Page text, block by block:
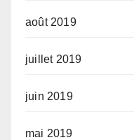
août 2019
juillet 2019
juin 2019
mai 2019